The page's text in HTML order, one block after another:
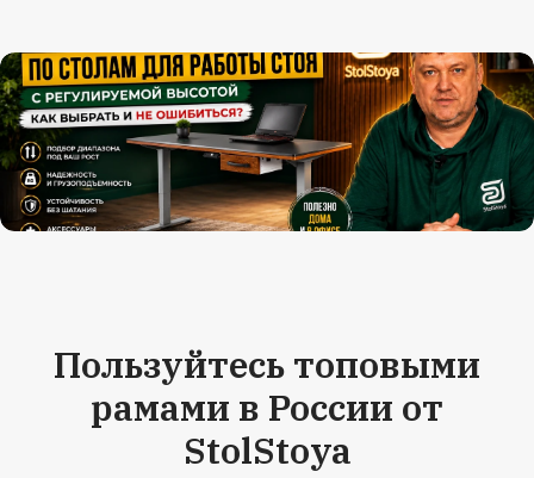
Пользуйтесь топовыми
рамами в России от
StolStoya